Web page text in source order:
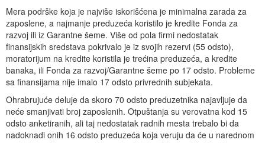
Mera podrške koja je najviše iskorišćena je minimalna zarada za
zaposlene, a najmanje preduzeća koristilo je kredite Fonda za
razvoj ili iz Garantne šeme. Više od pola firmi nedostatak
finansijskih sredstava pokrivalo je iz svojih rezervi (55 odsto),
moratorijum na kredite koristila je trećina preduzeća, a kredite
banaka, ili Fonda za razvoj/Garantne šeme po 17 odsto. Probleme
sa finansijama nije imalo 17 odsto privrednih subjekata.
Ohrabrujuće deluje da skoro 70 odsto preduzetnika najavljuje da
neće smanjivati broj zaposlenih. Otpuštanja su verovatna kod 15
odsto anketiranih, ali taj nedostatak radnih mesta trebalo bi da
nadoknadi onih 16 odsto preduzeća koja veruju da će u narednom